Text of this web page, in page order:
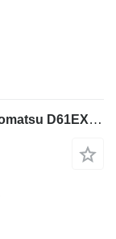
720-2G-00010 hidraulična pumpa za Komatsu D61EX-23 D61PX-23 D61EXI-23 D61PXI-23 bulldozer buldožera